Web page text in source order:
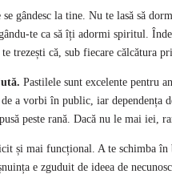
se gândesc la tine. Nu te lasă să
te ca să îți adormi spiritul.
trezești că, sub fiecare călcătura
Pastilele sunt excelente pentru
a vorbi în public, iar dependența
peste rană. Dacă nu le mai iei,
și mai funcțional. A te schimba în
e zguduit de ideea de